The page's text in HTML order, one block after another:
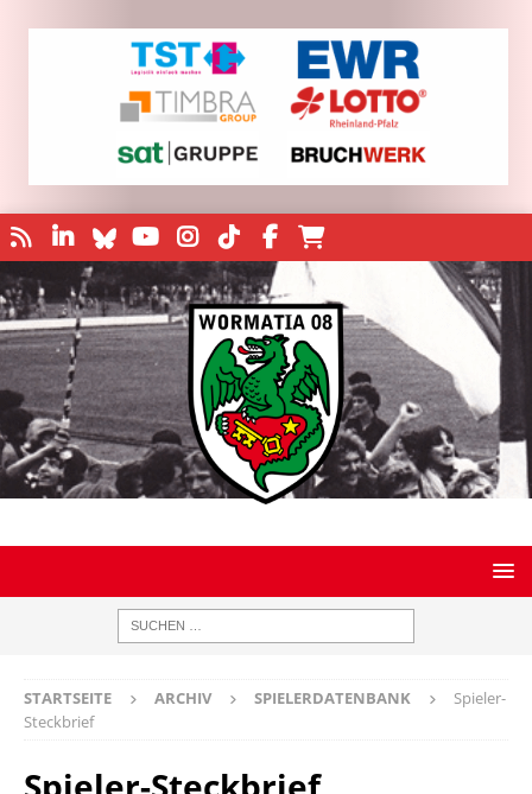
STARTSEITE ARCHIV SPIELERDATENBANK
Spieler-
Steckbrief